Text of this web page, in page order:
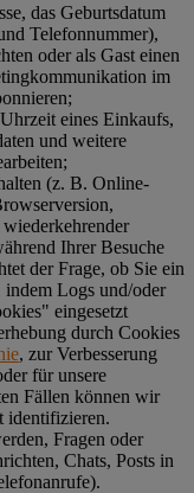
das Geburtsdatum
Telefonnummer),
oder als Gast einen
im
eines Einkaufs,
und weitere
(z. B. Online-
Ihrer Besuche
der Frage, ob Sie ein
indem Logs und/oder
eingesetzt
durch Cookies
, zur Verbesserung
für unsere
Fällen können wir
identifizieren.
Fragen oder
Chats, Posts in